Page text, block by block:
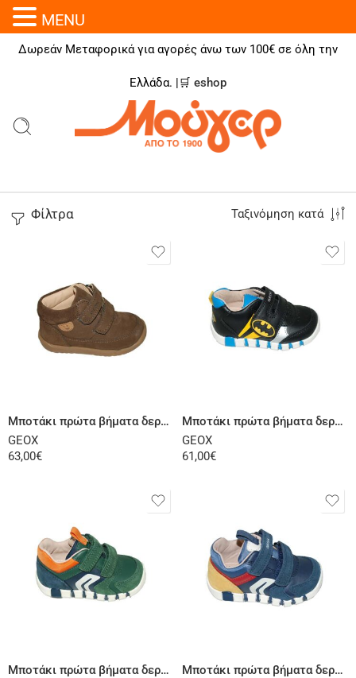
Δωρεάν Μεταφορικά για αγορές άνω των 100€ σε όλη την
Ελλάδα. |🛒 eshop
Φίλτρα Ταξινόμηση κατά
Μποτάκι πρώτα βήματα δερμάτινο σαμουά καφέ
GEOX
63,00€
Μποτάκι πρώτα βήματα δερμάτινο μαύρο κίτρινο
GEOX
61,00€
Μποτάκι πρώτα βήματα δερμάτινο σαμουά πράσινο Μποτάκι πρώτα βήματα δερμάτινο σαμουά μπλε
MENU